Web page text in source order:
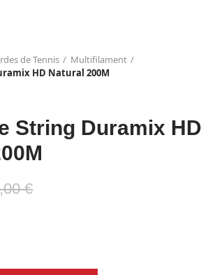
de Tennis
Multifilament
HD Natural 200M
String Duramix HD
€